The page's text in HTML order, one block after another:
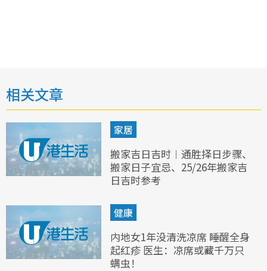
相关文章
家居
搬家吉日吉时︱通胜择日步骤、
搬家日子宜忌、25/26年搬家吉
日吉时参考
健康
内地女1年没清洗凉席 睡醒全身
起红疹 医生：凉席或藏千万只
螨虫！